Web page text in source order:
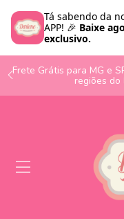
Frete Grátis para MG e
regiões do